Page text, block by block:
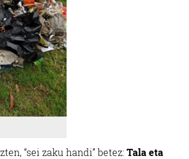
“sei zaku handi” betez: Tala eta